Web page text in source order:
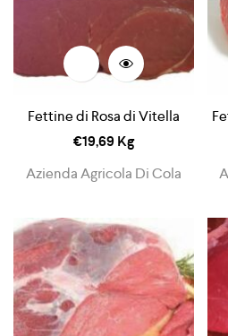
Fettine di Rosa di Vitella
€19,69 Kg
Azienda Agricola Di Cola